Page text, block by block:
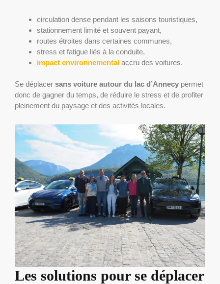
circulation dense pendant les saisons touristiques,
stationnement limité et souvent payant,
routes étroites dans certaines communes,
stress et fatigue liés à la conduite,
impact environnemental accru des voitures.
Se déplacer sans voiture autour du lac d’Annecy permet
donc de gagner du temps, de réduire le stress et de profiter
pleinement du paysage et des activités locales.
Les solutions pour se déplacer